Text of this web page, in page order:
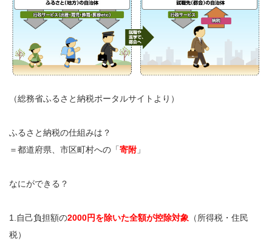
（総務省ふるさと納税ポータルサイトより）
ふるさと納税の仕組みは？
＝都道府県、市区町村への「寄附 」
なにができる？
1.自己負担額の2000円を除いた全額が控除対象 （所得税・住民
税）